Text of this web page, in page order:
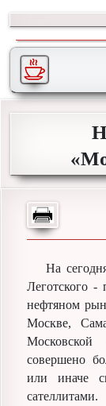
На
Леготского -
нефтяном
Москве,
совершено
или иначе